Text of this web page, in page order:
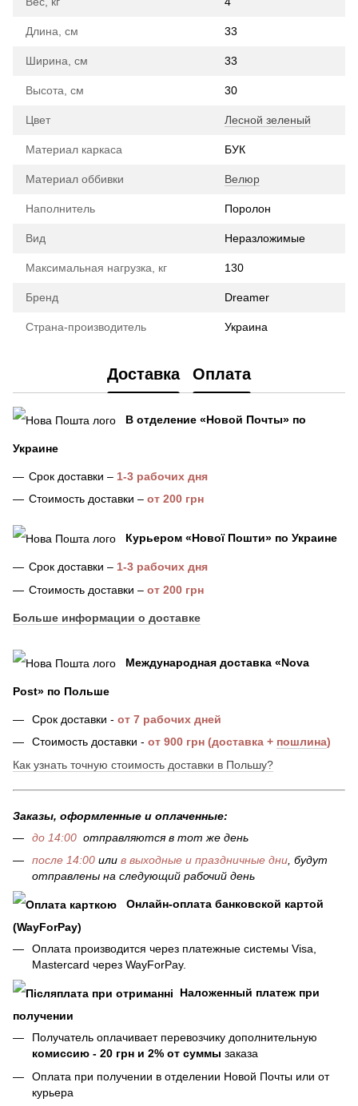
Длина, см 33
Ширина, см 33
Высота, см 30
Цвет Лесной зеленый
Материал каркаса БУК
Материал оббивки Велюр
Наполнитель Поролон
Вид Неразложимые
Максимальная нагрузка, кг 130
Бренд Dreamer
Страна-производитель Украина
Доставка Оплата
В отделение «Новой Почты» по
Украине
Срок доставки – 1-3 рабочих дня
Стоимость доставки – от 200 грн
Курьером «Нової Пошти» по Украине
Срок доставки – 1-3 рабочих дня
Стоимость доставки – от 200 грн
Больше информации о доставке
Международная доставка «Nova
Post» по Польше
Срок доставки - от 7 рабочих дней
Стоимость доставки - от 900 грн (доставка + пошлина)
Как узнать точную стоимость доставки в Польшу?
Заказы, оформленные и оплаченные:
до 14:00 отправляются в тот же день
после 14:00 или в выходные и праздничные дни , будут
отправлены на следующий рабочий день
Онлайн-оплата банковской картой
(WayForPay)
Оплата производится через платежные системы Visa,
Mastercard через WayForPay.
Наложенный платеж при
получении
Получатель оплачивает перевозчику дополнительную
комиссию - 20 грн и 2% от суммы заказа
Оплата при получении в отделении Новой Почты или от
курьера